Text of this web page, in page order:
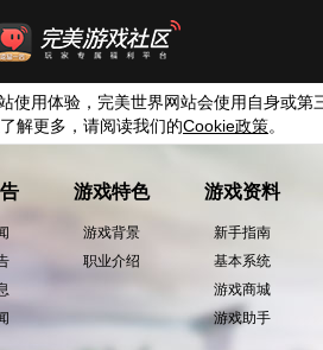
使用体验，完美世界网站会使用自身或第
解更多，请阅读我们的Cookie政策。
游戏特色
游戏背景
职业介绍
游戏资料
新手指南
基本系统
游戏商城
游戏助手